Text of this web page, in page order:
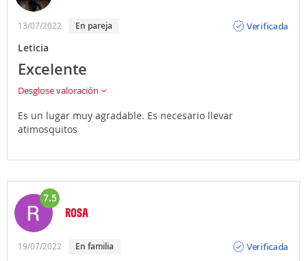
13/07/2022 En pareja
Verificada
Leticia
Excelente
Desglose valoración
Es un lugar muy agradable. Es necesario llevar
atimosquitos
7.5
ROSA
19/07/2022 En familia
Verificada